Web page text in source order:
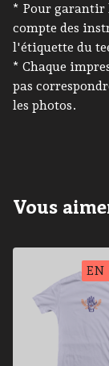
* Pour garantir
compte des
l'étiquette du
* Chaque
pas
les photos.
Vous
EN